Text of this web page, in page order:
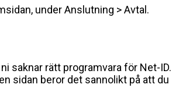
under Anslutning > Avtal.
saknar rätt programvara för Net-ID.
sidan beror det sannolikt på att du